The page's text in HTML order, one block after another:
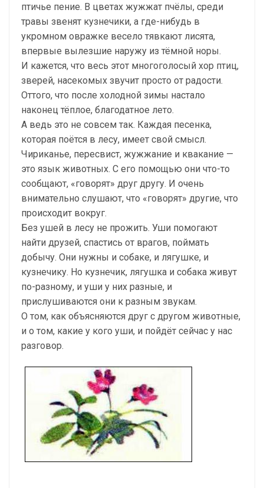
птичье пение. В цветах жужжат пчёлы, среди
травы звенят кузнечики, а где-нибудь в
укромном овражке весело тявкают лисята,
впервые вылезшие наружу из тёмной норы.
И кажется, что весь этот многоголосый хор птиц,
зверей, насекомых звучит просто от радости.
Оттого, что после холодной зимы настало
наконец тёплое, благодатное лето.
А ведь это не совсем так. Каждая песенка,
которая поётся в лесу, имеет свой смысл.
Чириканье, пересвист, жужжание и квакание —
это язык животных. С его помощью они что-то
сообщают, «говорят» друг другу. И очень
внимательно слушают, что «говорят» другие, что
происходит вокруг.
Без ушей в лесу не прожить. Уши помогают
найти друзей, спастись от врагов, поймать
добычу. Они нужны и собаке, и лягушке, и
кузнечику. Но кузнечик, лягушка и собака живут
по-разному, и уши у них разные, и
прислушиваются они к разным звукам.
О том, как объясняются друг с другом животные,
и о том, какие у кого уши, и пойдёт сейчас у нас
разговор.